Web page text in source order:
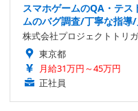
スマホゲームのQA・テ
ムのバグ調査/丁寧な指導
株式会社プロジェクトトリ
東京都
月給31万円～45万円
正社員